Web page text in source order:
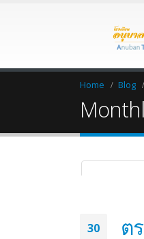
Home Blog